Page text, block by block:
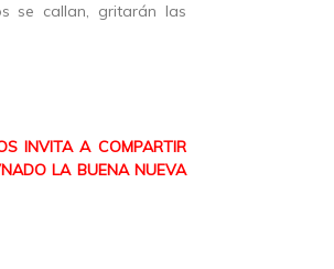
se callan, gritarán las
INVITA A COMPARTIR
LA BUENA NUEVA